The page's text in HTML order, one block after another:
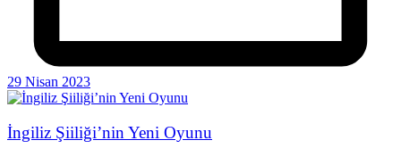
29 Nisan 2023
İngiliz Şiiliği’nin Yeni Oyunu